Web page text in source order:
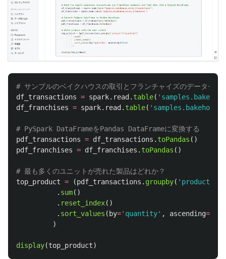
df_transactions = spark. read . table( '
df_franchises = spark. read . table( '
pdf_transactions = df_transactions . toPandas ()
pdf_franchises = df_franchises . toPandas ()
top_product = (pdf_transactions . groupby( ' product
. sum()
. reset_index()
. sort_values ( by=' quantity' , ascending=
)
display(top_product)